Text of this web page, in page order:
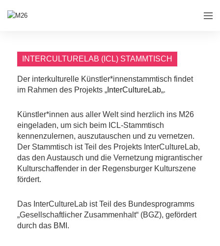
INTERCULTURELAB (ICL) STAMMTISCH
Der interkulturelle Künstler*innenstammtisch findet
im Rahmen des Projekts „ InterCultureLab„.
Künstler*innen aus aller Welt sind herzlich ins M26
eingeladen, um sich beim ICL-Stammtisch
kennenzulernen, auszutauschen und zu vernetzen.
Der Stammtisch ist Teil des Projekts InterCultureLab,
das den Austausch und die Vernetzung migrantischer
Kulturschaffender in der Regensburger Kulturszene
fördert.
Das InterCultureLab ist Teil des Bundesprogramms
„Gesellschaftlicher Zusammenhalt“ (BGZ), gefördert
durch das BMI.